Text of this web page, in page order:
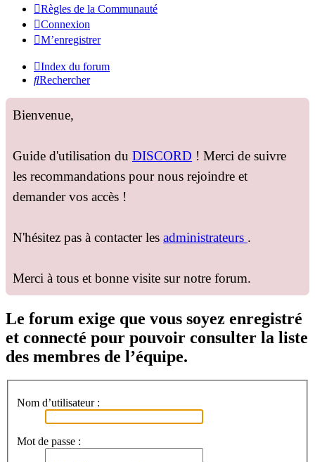
Règles de la Communauté
Connexion
M’enregistrer
Index du forum
Rechercher
Bienvenue,
Guide d'utilisation du DISCORD ! Merci de suivre
les recommandations pour nous rejoindre et
demander vos accès !
N'hésitez pas à contacter les administrateurs .
Merci à tous et bonne visite sur notre forum.
Le forum exige que vous soyez enregistré
et connecté pour pouvoir consulter la liste
des membres de l’équipe.
Nom d’utilisateur :
Mot de passe :